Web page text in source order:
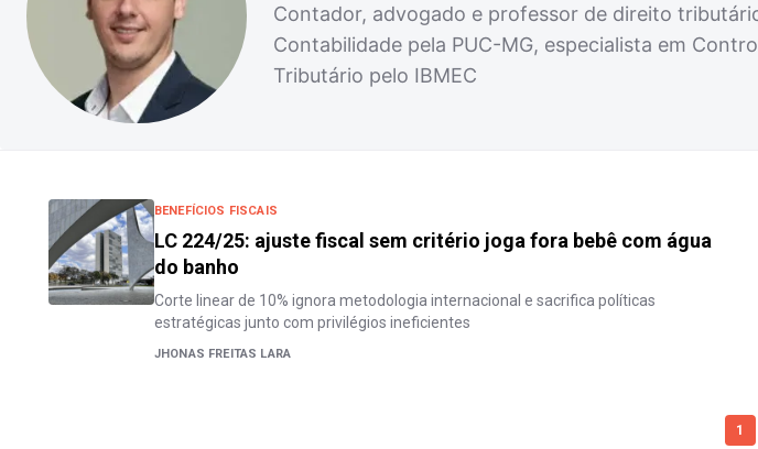
Contador, advogado e professor de direito
Contabilidade pela PUC-MG, especialista em
Tributário pelo IBMEC
BENEFÍCIOS FISCAIS
LC 224/25: ajuste fiscal sem critério joga fora bebê com água
do banho
Corte linear de 10% ignora metodologia internacional e sacrifica políticas
estratégicas junto com privilégios ineficientes
JHONAS FREITAS LARA
1